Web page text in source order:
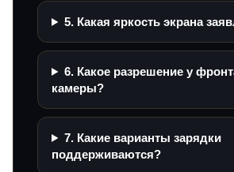
5. Какая яркость экрана
6. Какое разрешение у
камеры?
7. Какие варианты зарядки
поддерживаются?